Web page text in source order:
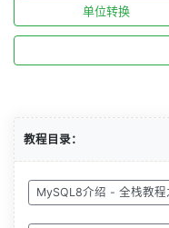
单位转换
教程目录：